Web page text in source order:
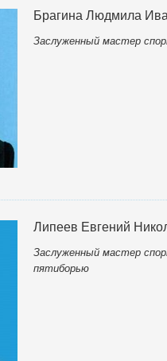
Брагина Людмила
Заслуженный мастер
Липеев Евгений
Заслуженный мастер
пятиборью